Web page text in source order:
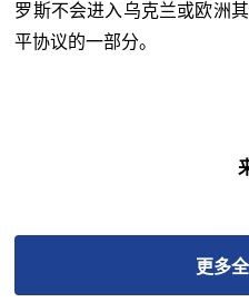
罗斯不会进入乌克兰或欧洲
平协议的一部分。
更多